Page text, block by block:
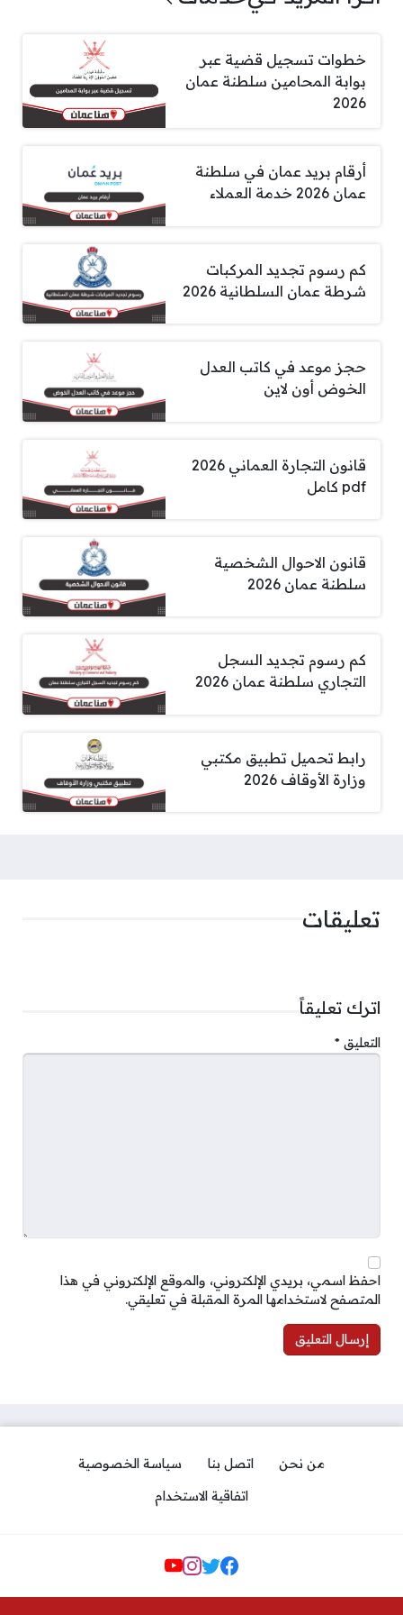
خطوات تسجيل قضية عبر
بوابة المحامين سلطنة عمان
2026
أرقام بريد عمان في سلطنة
عمان 2026 خدمة العملاء
كم رسوم تجديد المركبات
شرطة عمان السلطانية 2026
حجز موعد في كاتب العدل
الخوض أون لاين
قانون التجارة العماني 2026
pdf كامل
قانون الاحوال الشخصية
سلطنة عمان 2026
كم رسوم تجديد السجل
التجاري سلطنة عمان 2026
رابط تحميل تطبيق مكتبي
وزارة الأوقاف 2026
تعليقات
اترك تعليقاً
التعليق *
احفظ اسمي، بريدي الإلكتروني، والموقع الإلكتروني في هذا
المتصفح لاستخدامها المرة المقبلة في تعليقي.
من نحن اتصل بنا
سياسة الخصوصية
اتفاقية الاستخدام
مواقع التواصل